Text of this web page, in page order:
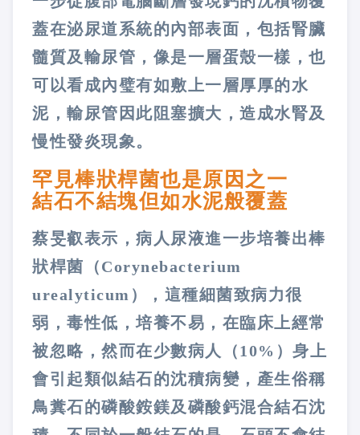
蓋在泌尿道系統的內部表面，包括腎臟
髓質及輸尿管，像是一層蛋殼一樣，也
可以看成內璧有如敷上一層厚厚的水
泥，輸尿管因此阻塞擴大，造成水腎及
慢性發炎現象。
罕見棒狀桿菌也是原因之一
結石不結塊但如水泥般覆蓋
蔡旻叡表示，病人尿液進一步培養出棒
狀桿菌（Corynebacterium
urealyticum），這種細菌致病力很
弱，毒性低，培養不易，在臨床上經常
被忽略，然而在少數病人（10%）身上
會引起類似結石的沈積病變，產生俗稱
鳥糞石的磷酸銨鎂及磷酸鈣混合結石沈